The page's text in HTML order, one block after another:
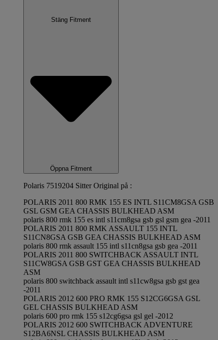
Stäng Fitment
Öppna Fitment
Polaris 7519204 Sitter Original på :
POLARIS 2011 800 RMK 155 ES INTL S11CM8GSA GSB
GSL GSM GEA CHASSIS BULKHEAD ASM
polaris 800 rmk 155 es intl s11cm8gsa gsb gsl gsm gea -2011
POLARIS 2011 800 RMK ASSAULT 155 INTL
S11CN8GSA GSB GEA CHASSIS BULKHEAD ASM
polaris 800 rmk assault 155 intl s11cn8gsa gsb gea -2011
POLARIS 2011 800 SWITCHBACK ASSAULT INTL
S11CW8GSA GSB GST GEA CHASSIS BULKHEAD
ASM
polaris 800 switchback assault intl s11cw8gsa gsb gst gea
-2011
POLARIS 2012 600 PRO RMK 155 S12CG6GSA GSL
GEL CHASSIS BULKHEAD ASM
polaris 600 pro rmk 155 s12cg6gsa gsl gel -2012
POLARIS 2012 600 SWITCHBACK ADVENTURE
S12BA6NSL CHASSIS BULKHEAD ASM